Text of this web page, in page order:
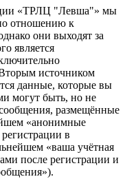
«ТРЛЦ "Левша"» мы
отношению к
они выходят за
является
источником
данные, которые вы
могут быть, но не
размещённые
«анонимные
в
«ваша учётная
после регистрации и